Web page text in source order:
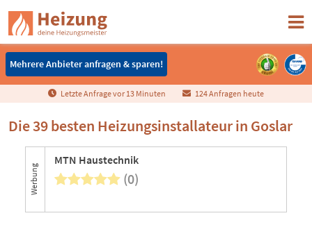
Mehrere Anbieter anfragen & sparen!
Mehrere Anbieter anfragen & sparen!
Letzte Anfrage vor 13 Minuten 124 Anfragen heute
Die 39 besten Heizungsinstallateur in Goslar
Werbung
MTN Haustechnik
(0)